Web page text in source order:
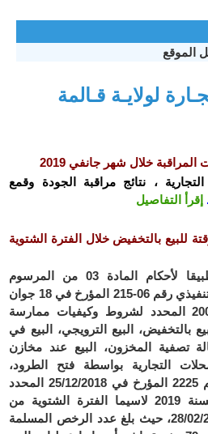
لولايـة قـالمة
خلال شهر جانفي 2019
، نتائج مراقبة الجودة وقمع
إقرأ التفاصيل
للبيع بالتخفيض خلال الفترة الشتوية
تطبيقا لأحكام المادة 03 من المرسوم
التنفيذي رقم 06-215 المؤرخ في 18 جوان
2006 المحدد لشروط وكيفيات ممارسة
بالتخفيض، البيع الترويجي، البيع في
تصفية المخزون، البيع عند مخازن
التجارية بواسطة فتح الطرود،
وتطبيقا للقرار الولائي رقم 2225 المؤرخ في 25/12/2018 المحدد
لتواريخ البيع بالتخفيض لسنة 2019 لاسيما الفترة الشتوية من
15/01/2019 الى غاية 28/02/2019، حيث بلغ عدد الرخص المسلمة